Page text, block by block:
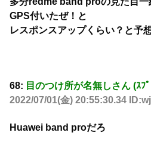
GPS付いたぜ！と
レスポンスアップくらい？と予
68: 目のつけ所が名無しさん (ｽﾌ
2022/07/01(金) 20:55:30.34
Huawei band proだろ